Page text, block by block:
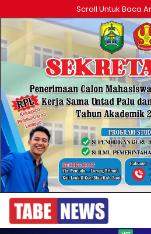
ke
konten
Scroll Untuk Baca